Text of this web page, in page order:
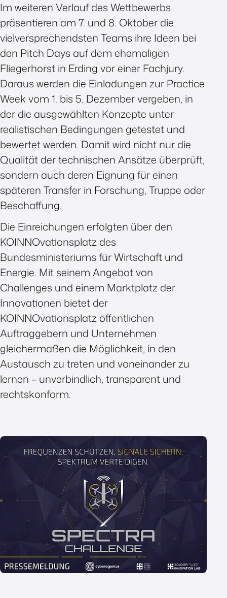
Im weiteren Verlauf des Wettbewerbs
präsentieren am 7. und 8. Oktober die
vielversprechendsten Teams ihre Ideen bei
den Pitch Days auf dem ehemaligen
Fliegerhorst in Erding vor einer Fachjury.
Daraus werden die Einladungen zur Practice
Week vom 1. bis 5. Dezember vergeben, in
der die ausgewählten Konzepte unter
realistischen Bedingungen getestet und
bewertet werden. Damit wird nicht nur die
Qualität der technischen Ansätze überprüft,
sondern auch deren Eignung für einen
späteren Transfer in Forschung, Truppe oder
Beschaffung.
Die Einreichungen erfolgten über den
KOINNOvationsplatz des
Bundesministeriums für Wirtschaft und
Energie. Mit seinem Angebot von
Challenges und einem Marktplatz der
Innovationen bietet der
KOINNOvationsplatz öffentlichen
Auftraggebern und Unternehmen
gleichermaßen die Möglichkeit, in den
Austausch zu treten und voneinander zu
lernen – unverbindlich, transparent und
rechtskonform.